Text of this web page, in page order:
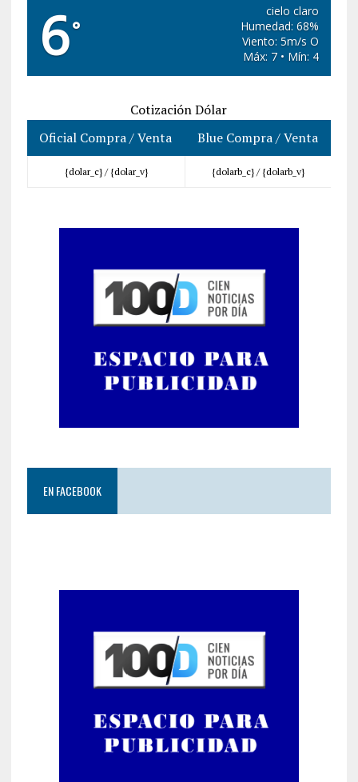
6°
cielo claro
Humedad: 68%
Viento: 5m/s O
Máx: 7 • Mín: 4
Cotización Dólar
Oficial Compra / Venta
Blue Compra / Venta
{dolar_c} / {dolar_v} {dolarb_c} / {dolarb_v}
EN FACEBOOK